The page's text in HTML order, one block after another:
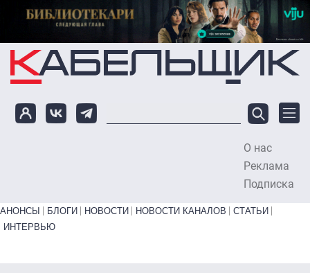
Перейти к основному содержанию
О нас
Реклама
Подписка
Primary links bottom
АНОНСЫ БЛОГИ НОВОСТИ НОВОСТИ КАНАЛОВ
СТАТЬИ
ИНТЕРВЬЮ